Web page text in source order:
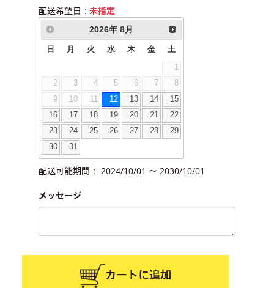
配送希望日：未指定
2026年 8月
日 月 火 水 木 金 土
1
2
3 4 5 6 7
8
9
10 11 12 13 14
15
16
17 18 19 20 21
22
23
24 25 26 27 28
29
30
31
配送可能期間： 2024/10/01 ～ 2030/10/01
メッセージ
カートに追加